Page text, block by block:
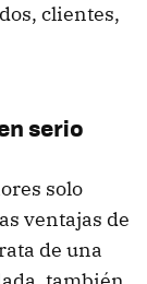
clientes,
serio
solo
ventajas de
de una